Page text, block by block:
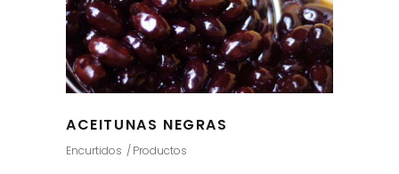
ACEITUNAS NEGRAS
Encurtidos Productos